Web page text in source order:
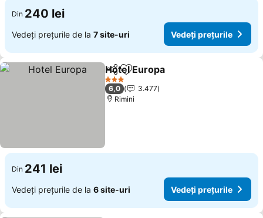
Din 240 lei
Vedeți prețurile de la 7 site-uri Vedeți prețurile
DistribuițiAdăugaţi la favorite
Hotel Europa
3 Stele
6,0
3.477
Rimini
Din 241 lei
Vedeți prețurile de la 6 site-uri Vedeți prețurile